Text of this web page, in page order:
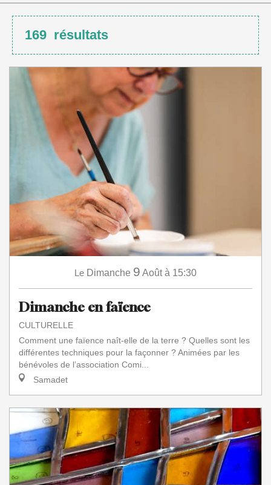
169 résultats
Le Dimanche 9 Août à 15:30
Dimanche en faïence
CULTURELLE
Comment une faïence naît-elle de la terre ? Quelles sont les
différentes techniques pour la façonner ? Animées par les
bénévoles de l’association Comi...
Samadet